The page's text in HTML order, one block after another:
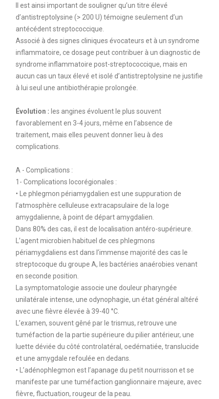
Il est ainsi important de souligner qu’un titre élevé
d’antistreptolysine (> 200 U) témoigne seulement d’un
antécédent streptococcique.
Associé à des signes cliniques évocateurs et à un syndrome
inflammatoire, ce dosage peut contribuer à un diagnostic de
syndrome inflammatoire post-streptococcique, mais en
aucun cas un taux élevé et isolé d’antistreptolysine ne justifie
à lui seul une antibiothérapie prolongée.
Évolution : les angines évoluent le plus souvent
favorablement en 3-4 jours, même en l’absence de
traitement, mais elles peuvent donner lieu à des
complications.
A - Complications :
1- Complications locorégionales :
• Le phlegmon périamygdalien est une suppuration de
l’atmosphère celluleuse extracapsulaire de la loge
amygdalienne, à point de départ amygdalien.
Dans 80% des cas, il est de localisation antéro-supérieure.
L’agent microbien habituel de ces phlegmons
périamygdaliens est dans l’immense majorité des cas le
streptocoque du groupe A, les bactéries anaérobies venant
en seconde position.
La symptomatologie associe une douleur pharyngée
unilatérale intense, une odynophagie, un état général altéré
avec une fièvre élevée à 39-40 °C.
L’examen, souvent gêné par le trismus, retrouve une
tuméfaction de la partie supérieure du pilier antérieur, une
luette déviée du côté controlatéral, oedématiée, translucide
et une amygdale refoulée en dedans.
• L’adénophlegmon est l’apanage du petit nourrisson et se
manifeste par une tuméfaction ganglionnaire majeure, avec
fièvre, fluctuation, rougeur de la peau.